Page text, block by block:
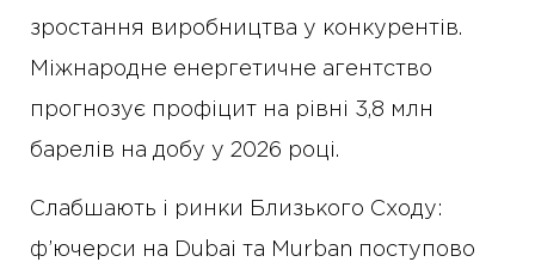
зростання виробництва у конкурентів.
Міжнародне енергетичне агентство
прогнозує профіцит на рівні 3,8 млн
барелів на добу у 2026 році.
Слабшають і ринки Близького Сходу:
ф’ючерси на Dubai та Murban поступово